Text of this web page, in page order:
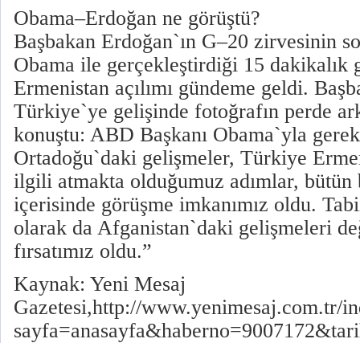
Obama–Erdoğan ne görüştü?
Başbakan Erdoğan`ın G–20 zirvesinin
Obama ile gerçekleştirdiği 15 dakikalık
Ermenistan açılımı gündeme geldi.
Türkiye`ye gelişinde fotoğrafın perde
konuştu: ABD Başkanı Obama`yla
Ortadoğu`daki gelişmeler, Türkiye
ilgili atmakta olduğumuz adımlar, bütün
içerisinde görüşme imkanımız oldu.
olarak da Afganistan`daki gelişmeleri
fırsatımız oldu.”
Kaynak: Yeni Mesaj
Gazetesi,http://www.yenimesaj.com.tr/